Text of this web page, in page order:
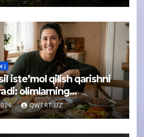
)
iste’mol qilish qarishni
olimlarning
QWERT.UZ